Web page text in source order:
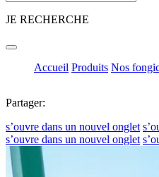
JE RECHERCHE
Accueil Produits Nos
Partager:
s’ouvre dans un nouvel onglet
s’ouvre dans un nouvel onglet